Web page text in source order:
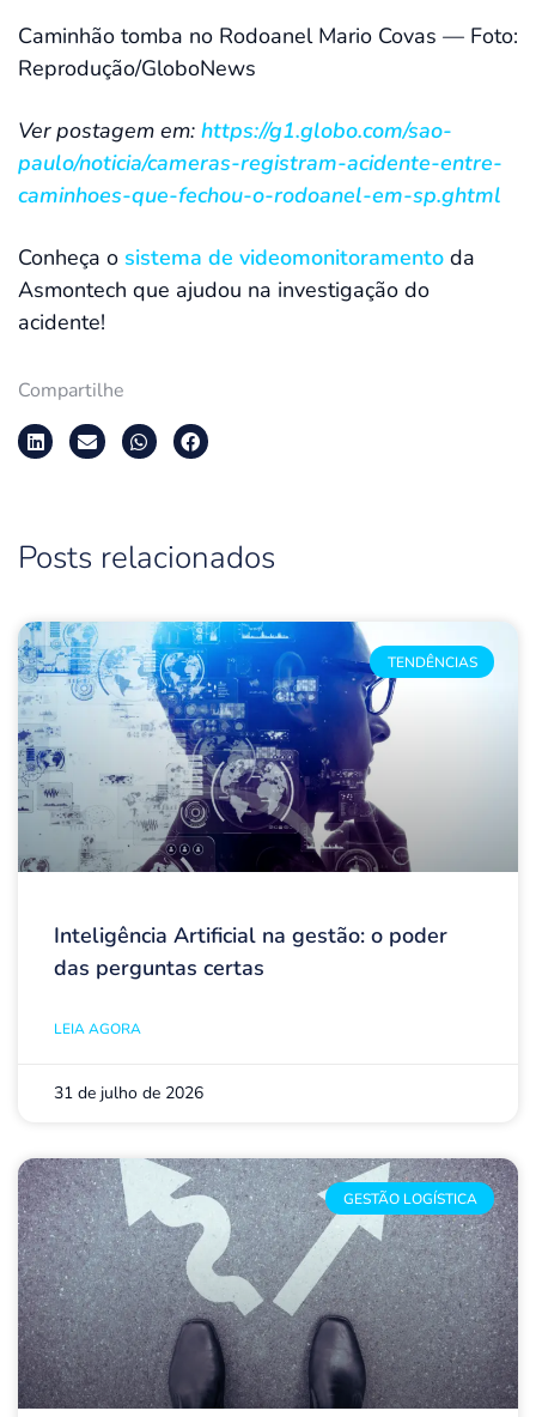
Caminhão tomba no Rodoanel Mario Covas — Foto:
Reprodução/GloboNews
Ver postagem em: https://g1.globo.com/sao-
paulo/noticia/cameras-registram-acidente-entre-
caminhoes-que-fechou-o-rodoanel-em-sp.ghtml
Conheça o sistema de videomonitoramento da
Asmontech que ajudou na investigação do
acidente!
Compartilhe
Posts relacionados
TENDÊNCIAS
Inteligência Artificial na gestão: o poder
das perguntas certas
LEIA AGORA
31 de julho de 2026
GESTÃO LOGÍSTICA